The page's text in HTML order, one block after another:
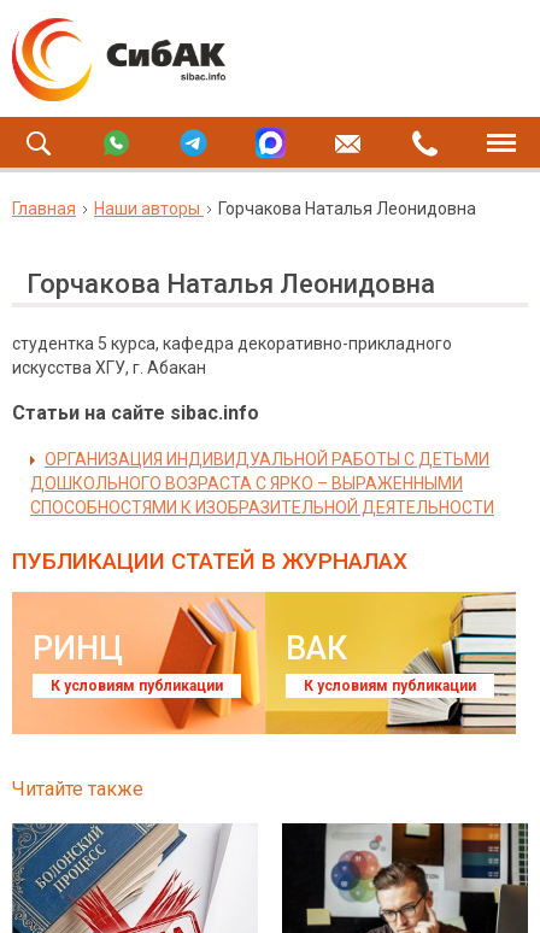
Главная Наши авторы Горчакова Наталья Леонидовна
Горчакова Наталья Леонидовна
студентка 5 курса, кафедра декоративно-прикладного
искусства ХГУ, г. Абакан
Статьи на сайте sibac.info
ОРГАНИЗАЦИЯ ИНДИВИДУАЛЬНОЙ РАБОТЫ С ДЕТЬМИ
ДОШКОЛЬНОГО ВОЗРАСТА С ЯРКО – ВЫРАЖЕННЫМИ
СПОСОБНОСТЯМИ К ИЗОБРАЗИТЕЛЬНОЙ ДЕЯТЕЛЬНОСТИ
ПУБЛИКАЦИИ СТАТЕЙ В ЖУРНАЛАХ
РИНЦ
К условиям публикации
ВАК
К условиям публикации
Читайте также